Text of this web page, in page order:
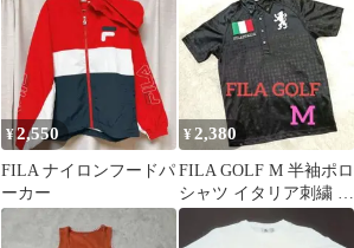
¥2,550
FILA ナイロンフードパ
ーカー
¥2,380
FILA GOLF M 半袖ポロ
シャツ イタリア刺繍 吸
汗速乾 千鳥柄 ブラック